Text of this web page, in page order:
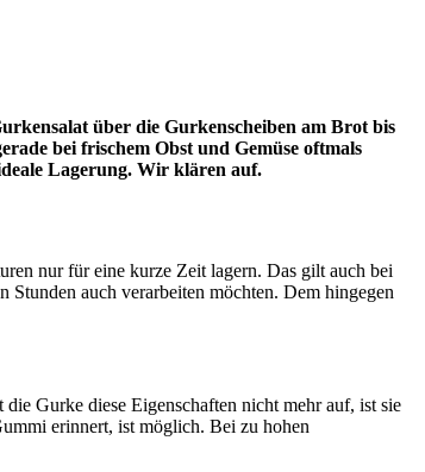
über die Gurkenscheiben am Brot bis
bei frischem Obst und Gemüse oftmals
Lagerung. Wir klären auf.
nur für eine kurze Zeit lagern. Das gilt auch bei
Stunden auch verarbeiten möchten. Dem hingegen
Gurke diese Eigenschaften nicht mehr auf, ist sie
erinnert, ist möglich. Bei zu hohen